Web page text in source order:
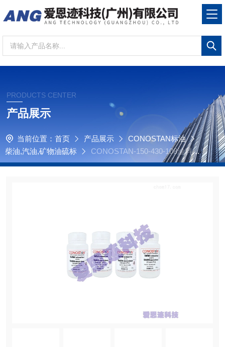
PRODUCTS CENTER
产品展示
当前位置： 首页 产品展示
CONOSTAN标油
柴油,汽油,矿物油硫标
CONOSTAN-150-430-108油料光
谱-ICP-原子发射光谱-异辛烷中的硫标